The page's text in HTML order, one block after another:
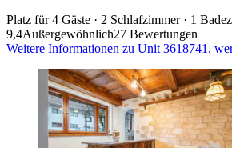
Platz für 4 Gäste · 2 Schlafzimmer · 1
9,4Außergewöhnlich27 Bewertungen
Weitere Informationen zu Unit 3618741,